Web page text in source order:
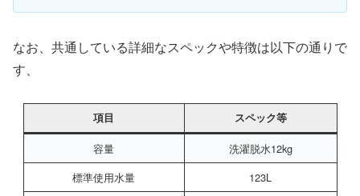
なお、共通している詳細なスペックや特徴は以下の通りで
す、
項目 スペック等
容量
洗濯脱水12kg
標準使用水量
123L